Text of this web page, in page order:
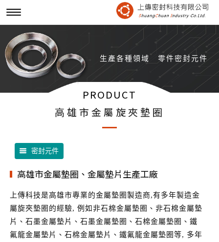
生產各種領域 零件密封元件
PRODUCT
高雄市金屬旋夾墊圈
密封元件
高雄市金屬墊圈、金屬墊片生產工廠
上傳科技是高雄市專業的金屬墊圈製造商,有多年製造金
屬旋夾墊圈的經驗, 例如非石棉金屬墊圈、非石棉金屬墊
片、石墨金屬墊片、石墨金屬墊圈、石棉金屬墊圈、鐵
氟龍金屬墊片、石棉金屬墊片、鐵氟龍金屬墊圈等, 多年